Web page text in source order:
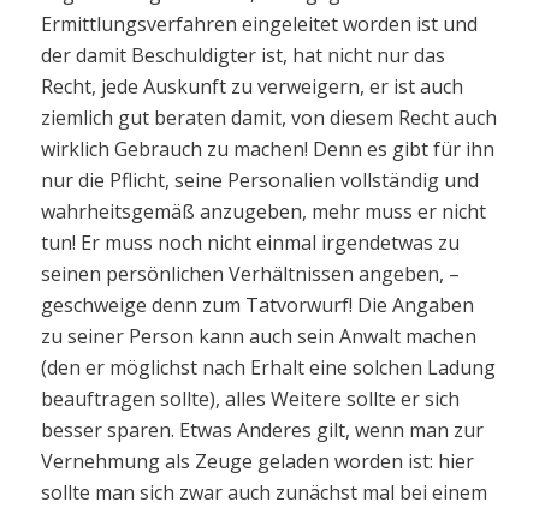
Ermittlungsverfahren eingeleitet worden ist und
der damit Beschuldigter ist, hat nicht nur das
Recht, jede Auskunft zu verweigern, er ist auch
ziemlich gut beraten damit, von diesem Recht auch
wirklich Gebrauch zu machen! Denn es gibt für ihn
nur die Pflicht, seine Personalien vollständig und
wahrheitsgemäß anzugeben, mehr muss er nicht
tun! Er muss noch nicht einmal irgendetwas zu
seinen persönlichen Verhältnissen angeben, –
geschweige denn zum Tatvorwurf! Die Angaben
zu seiner Person kann auch sein Anwalt machen
(den er möglichst nach Erhalt eine solchen Ladung
beauftragen sollte), alles Weitere sollte er sich
besser sparen. Etwas Anderes gilt, wenn man zur
Vernehmung als Zeuge geladen worden ist: hier
sollte man sich zwar auch zunächst mal bei einem